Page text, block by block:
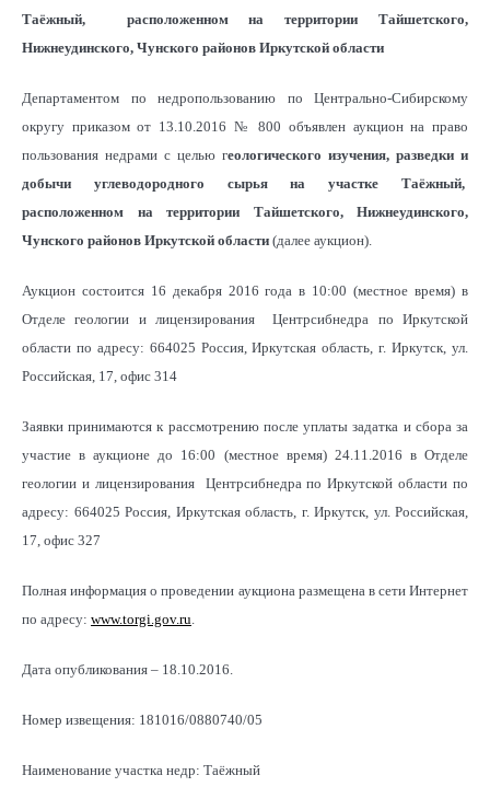
Таёжный, расположенном на территории Тайшетского,
Нижнеудинского, Чунского районов Иркутской области
Департаментом по недропользованию по Центрально-Сибирскому
округу приказом от 13.10.2016 № 800 объявлен аукцион на право
пользования недрами с целью геологического изучения, разведки и
добычи углеводородного сырья на участке Таёжный,
расположенном на территории Тайшетского, Нижнеудинского,
Чунского районов Иркутской области (далее аукцион).
Аукцион состоится 16 декабря 2016 года в 10:00 (местное время) в
Отделе геологии и лицензирования Центрсибнедра по Иркутской
области по адресу: 664025 Россия, Иркутская область, г. Иркутск, ул.
Российская, 17, офис 314
Заявки принимаются к рассмотрению после уплаты задатка и сбора за
участие в аукционе до 16:00 (местное время) 24.11.2016 в Отделе
геологии и лицензирования Центрсибнедра по Иркутской области по
адресу: 664025 Россия, Иркутская область, г. Иркутск, ул. Российская,
17, офис 327
Полная информация о проведении аукциона размещена в сети Интернет
по адресу: www.torgi.gov.ru
Дата опубликования – 18.10.2016.
Номер извещения: 181016/0880740/05
Наименование участка недр: Таёжный